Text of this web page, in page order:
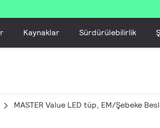
Kaynaklar Sürdürülebilirlik
MASTER Value LED tüp, EM/Şebeke